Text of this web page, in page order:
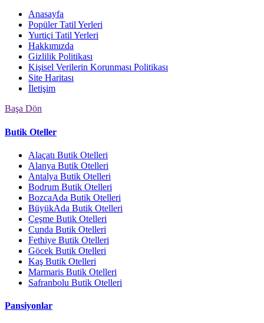
Anasayfa
Popüler Tatil Yerleri
Yurtiçi Tatil Yerleri
Hakkımızda
Gizlilik Politikası
Kişisel Verilerin Korunması Politikası
Site Haritası
İletişim
Başa Dön
Butik Oteller
Alaçatı Butik Otelleri
Alanya Butik Otelleri
Antalya Butik Otelleri
Bodrum Butik Otelleri
BozcaAda Butik Otelleri
BüyükAda Butik Otelleri
Çeşme Butik Otelleri
Cunda Butik Otelleri
Fethiye Butik Otelleri
Göcek Butik Otelleri
Kaş Butik Otelleri
Marmaris Butik Otelleri
Safranbolu Butik Otelleri
Pansiyonlar